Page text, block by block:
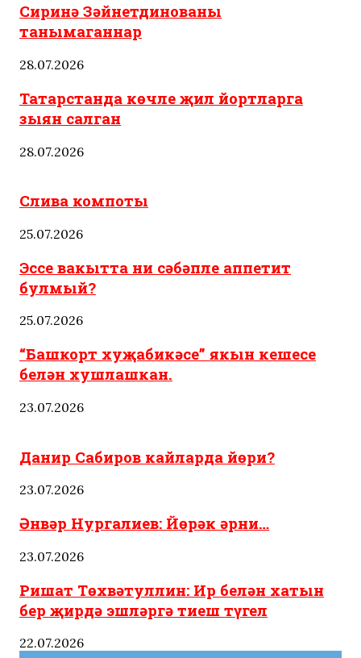
Сиринә Зәйнетдинованы
танымаганнар
28.07.2026
Татарстанда көчле җил йортларга
зыян салган
28.07.2026
Слива компоты
25.07.2026
Эссе вакытта ни сәбәпле аппетит
булмый?
25.07.2026
“Башкорт хуҗабикәсе” якын кешесе
белән хушлашкан.
23.07.2026
Данир Сабиров кайларда йөри?
23.07.2026
Әнвәр Нургалиев: Йөрәк әрни…
23.07.2026
Ришат Төхвәтуллин: Ир белән хатын
бер җирдә эшләргә тиеш түгел
22.07.2026